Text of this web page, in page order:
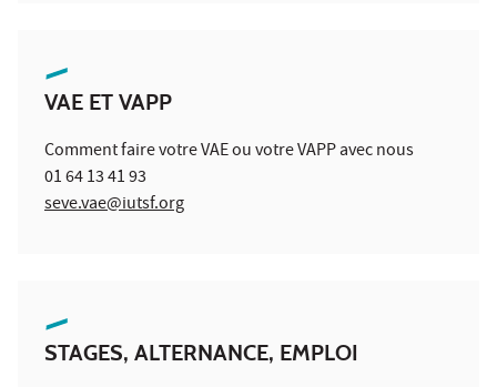
VAE ET VAPP
Comment faire votre VAE ou votre VAPP avec nous
01 64 13 41 93
seve.vae@iutsf.org
STAGES, ALTERNANCE, EMPLOI